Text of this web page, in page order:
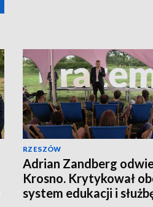
RZESZÓW
Adrian Zandberg
Krosno. Krytykował
system edukacji i